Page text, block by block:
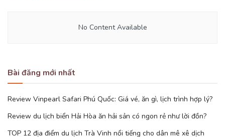
No Content Available
Bài đăng mới nhất
Review Vinpearl Safari Phú Quốc: Giá vé, ăn gì, lịch trình hợp lý?
Review du lịch biển Hải Hòa ăn hải sản có ngon rẻ như lời đồn?
TOP 12 địa điểm du lịch Trà Vinh nổi tiếng cho dân mê xê dịch